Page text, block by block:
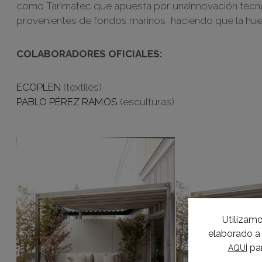
como Tarimatec que apuesta por unainnovación
provenientes de fondos marinos, haciendo que la
COLABORADORES OFICIALES:
ECOPLEN (textiles)
PABLO PÉREZ RAMOS (esculturas)
elaborado
AQUÍ